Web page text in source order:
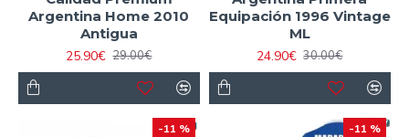
Argentina Home 2010
Antigua
25.90€ 29.00€
Equipación 1996 Vintage
ML
24.90€ 30.00€
-11 % -11 %